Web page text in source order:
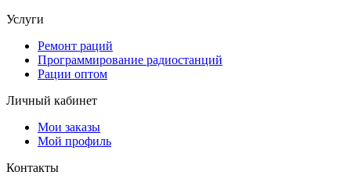
Услуги
Ремонт раций
Программирование радиостанций
Рации оптом
Личный кабинет
Мои заказы
Мой профиль
Контакты